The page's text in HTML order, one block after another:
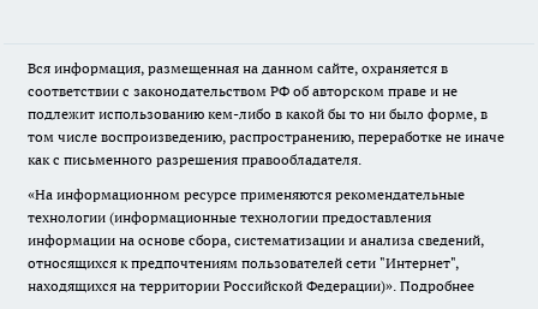
Вся информация, размещенная на данном сайте, охраняется в
соответствии с законодательством РФ об авторском праве и не
подлежит использованию кем-либо в какой бы то ни было форме, в
том числе воспроизведению, распространению, переработке не иначе
как с письменного разрешения правообладателя.
«На информационном ресурсе применяются рекомендательные
технологии (информационные технологии предоставления
информации на основе сбора, систематизации и анализа сведений,
относящихся к предпочтениям пользователей сети "Интернет",
находящихся на территории Российской Федерации)». Подробнее